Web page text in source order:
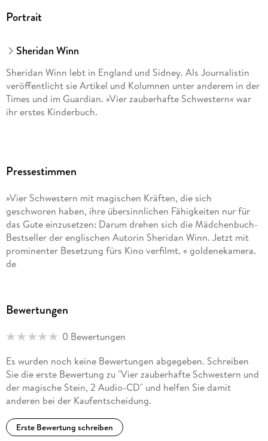
Portrait
Sheridan Winn
Sheridan Winn lebt in England und Sidney. Als Journalistin
veröffentlicht sie Artikel und Kolumnen unter anderem in der
Times und im Guardian. »Vier zauberhafte Schwestern« war
ihr erstes Kinderbuch.
Pressestimmen
»Vier Schwestern mit magischen Kräften, die sich
geschworen haben, ihre übersinnlichen Fähigkeiten nur für
das Gute einzusetzen: Darum drehen sich die Mädchenbuch-
Bestseller der englischen Autorin Sheridan Winn. Jetzt mit
prominenter Besetzung fürs Kino verfilmt. « goldenekamera.
de
Bewertungen
0 Bewertungen
Es wurden noch keine Bewertungen abgegeben. Schreiben
Sie die erste Bewertung zu "Vier zauberhafte Schwestern und
der magische Stein, 2 Audio-CD" und helfen Sie damit
anderen bei der Kaufentscheidung.
Erste Bewertung schreiben